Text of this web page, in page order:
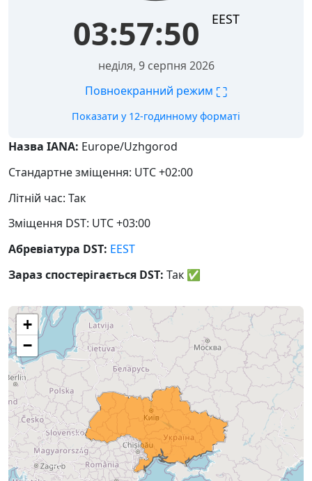
03:57:50 EEST
неділя, 9 серпня 2026
Повноекранний режим ⛶
Показати у 12-годинному форматі
Назва IANA: Europe/Uzhgorod
Стандартне зміщення: UTC +02:00
Літній час: Так
Зміщення DST: UTC +03:00
Абревіатура DST: EEST
Зараз спостерігається DST: Так ✅
+
−